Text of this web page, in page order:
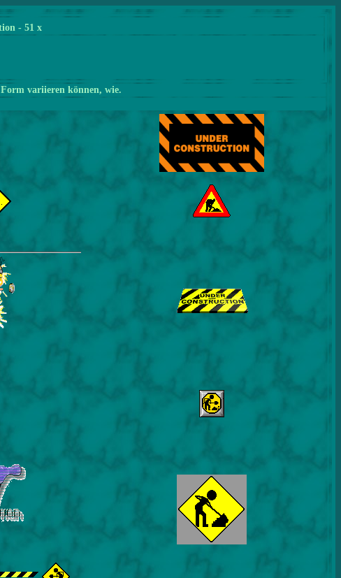
- 51 x
variieren können, wie.